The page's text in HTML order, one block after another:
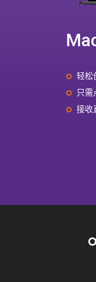
轻松
只需
接收